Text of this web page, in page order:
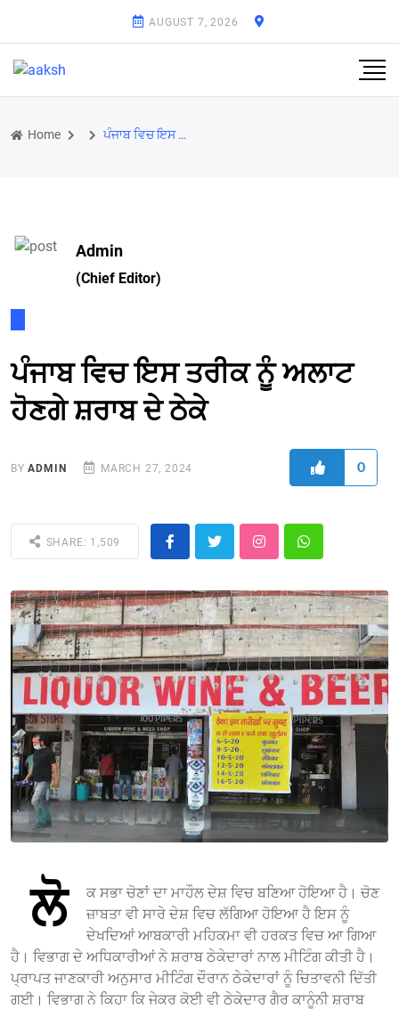
AUGUST 7, 2026
Home ਪੰਜਾਬ ਵਿਚ ਇਸ ਤਰੀਕ ਨੂੰ ਅਲਾਟ ਹੋਣਗੇ ਸ਼ਰਾਬ ਦੇ ਠੇਕੇ
Admin
(Chief Editor)
ਪੰਜਾਬ ਵਿਚ ਇਸ ਤਰੀਕ ਨੂੰ ਅਲਾਟ
ਹੋਣਗੇ ਸ਼ਰਾਬ ਦੇ ਠੇਕੇ
BYADMIN MARCH 27, 2024 0
SHARE: 1,509
ਲੋ
ਕ ਸਭਾ ਚੋਣਾਂ ਦਾ ਮਾਹੌਲ ਦੇਸ਼ ਵਿਚ ਬਣਿਆ ਹੋਇਆ ਹੈ। ਚੋਣ
ਜ਼ਾਬਤਾ ਵੀ ਸਾਰੇ ਦੇਸ਼ ਵਿਚ ਲੱਗਿਆ ਹੋਇਆ ਹੈ ਇਸ ਨੂੰ
ਦੇਖਦਿਆਂ ਆਬਕਾਰੀ ਮਹਿਕਮਾ ਵੀ ਹਰਕਤ ਵਿਚ ਆ ਗਿਆ
ਹੈ। ਵਿਭਾਗ ਦੇ ਅਧਿਕਾਰੀਆਂ ਨੇ ਸ਼ਰਾਬ ਠੇਕੇਦਾਰਾਂ ਨਾਲ ਮੀਟਿੰਗ ਕੀਤੀ ਹੈ।
ਪ੍ਰਾਪਤ ਜਾਣਕਾਰੀ ਅਨੁਸਾਰ ਮੀਟਿੰਗ ਦੌਰਾਨ ਠੇਕੇਦਾਰਾਂ ਨੂੰ ਚਿਤਾਵਨੀ ਦਿੱਤੀ
ਗਈ। ਵਿਭਾਗ ਨੇ ਕਿਹਾ ਕਿ ਜੇਕਰ ਕੋਈ ਵੀ ਠੇਕੇਦਾਰ ਗੈਰ ਕਾਨੂੰਨੀ ਸ਼ਰਾਬ